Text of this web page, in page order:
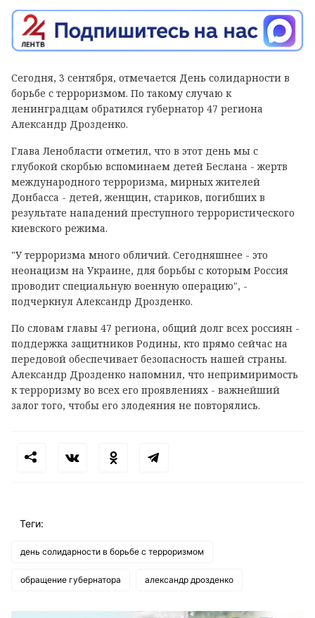
Сегодня, 3 сентября, отмечается День солидарности в
борьбе с терроризмом. По такому случаю к
ленинградцам обратился губернатор 47 региона
Александр Дрозденко.
Глава Ленобласти отметил, что в этот день мы с
глубокой скорбью вспоминаем детей Беслана - жертв
международного терроризма, мирных жителей
Донбасса - детей, женщин, стариков, погибших в
результате нападений преступного террористического
киевского режима.
"У терроризма много обличий. Сегодняшнее - это
неонацизм на Украине, для борьбы с которым Россия
проводит специальную военную операцию", -
подчеркнул Александр Дрозденко.
По словам главы 47 региона, общий долг всех россиян -
поддержка защитников Родины, кто прямо сейчас на
передовой обеспечивает безопасность нашей страны.
Александр Дрозденко напомнил, что непримиримость
к терроризму во всех его проявлениях - важнейший
залог того, чтобы его злодеяния не повторялись.
Теги:
день солидарности в борьбе с терроризмом
обращение губернатора александр дрозденко